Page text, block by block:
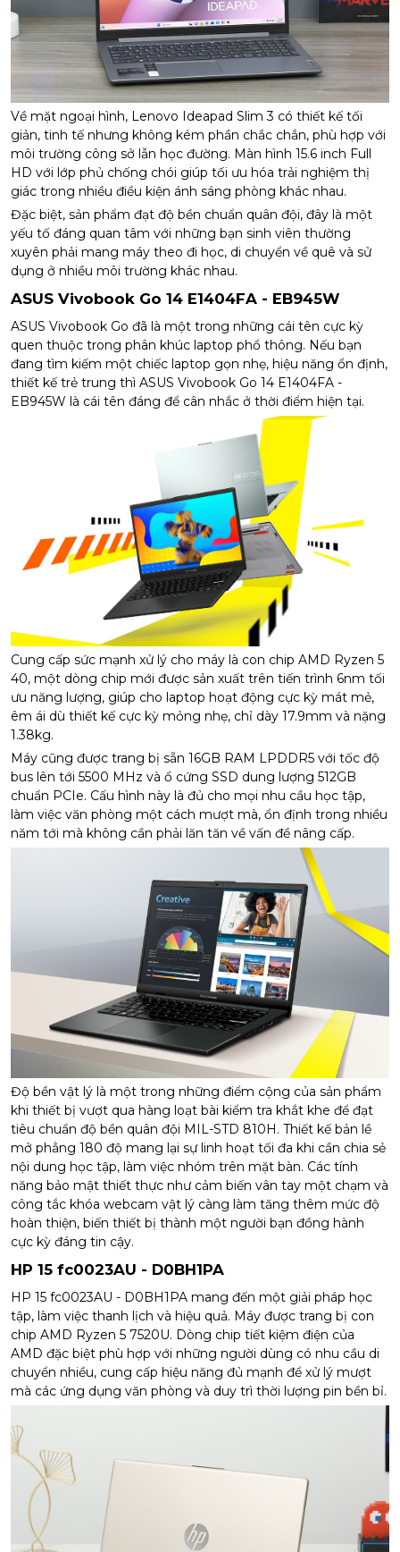
Về mặt ngoại hình, Lenovo Ideapad Slim 3 có thiết kế tối
giản, tinh tế nhưng không kém phần chắc chắn, phù hợp với
môi trường công sở lẫn học đường. Màn hình 15.6 inch Full
HD với lớp phủ chống chói giúp tối ưu hóa trải nghiệm thị
giác trong nhiều điều kiện ánh sáng phòng khác nhau.
Đặc biệt, sản phẩm đạt độ bền chuẩn quân đội, đây là một
yếu tố đáng quan tâm với những bạn sinh viên thường
xuyên phải mang máy theo đi học, di chuyển về quê và sử
dụng ở nhiều môi trường khác nhau.
ASUS Vivobook Go 14 E1404FA - EB945W
ASUS Vivobook Go đã là một trong những cái tên cực kỳ
quen thuộc trong phân khúc laptop phổ thông. Nếu bạn
đang tìm kiếm một chiếc laptop gọn nhẹ, hiệu năng ổn định,
thiết kế trẻ trung thì ASUS Vivobook Go 14 E1404FA -
EB945W là cái tên đáng để cân nhắc ở thời điểm hiện tại.
Cung cấp sức mạnh xử lý cho máy là con chip AMD Ryzen 5
40, một dòng chip mới được sản xuất trên tiến trình 6nm tối
ưu năng lượng, giúp cho laptop hoạt động cực kỳ mát mẻ,
êm ái dù thiết kế cực kỳ mỏng nhẹ, chỉ dày 17.9mm và nặng
1.38kg.
Máy cũng được trang bị sẵn 16GB RAM LPDDR5 với tốc độ
bus lên tới 5500 MHz và ổ cứng SSD dung lượng 512GB
chuẩn PCIe. Cấu hình này là đủ cho mọi nhu cầu học tập,
làm việc văn phòng một cách mượt mà, ổn định trong nhiều
năm tới mà không cần phải lăn tăn về vấn đề nâng cấp.
Độ bền vật lý là một trong những điểm cộng của sản phẩm
khi thiết bị vượt qua hàng loạt bài kiểm tra khắt khe để đạt
tiêu chuẩn độ bền quân đội MIL-STD 810H. Thiết kế bản lề
mở phẳng 180 độ mang lại sự linh hoạt tối đa khi cần chia sẻ
nội dung học tập, làm việc nhóm trên mặt bàn. Các tính
năng bảo mật thiết thực như cảm biến vân tay một chạm và
công tắc khóa webcam vật lý càng làm tăng thêm mức độ
hoàn thiện, biến thiết bị thành một người bạn đồng hành
cực kỳ đáng tin cậy.
HP 15 fc0023AU - D0BH1PA
HP 15 fc0023AU - D0BH1PA mang đến một giải pháp học
tập, làm việc thanh lịch và hiệu quả. Máy được trang bị con
chip AMD Ryzen 5 7520U. Dòng chip tiết kiệm điện của
AMD đặc biệt phù hợp với những người dùng có nhu cầu di
chuyển nhiều, cung cấp hiệu năng đủ mạnh để xử lý mượt
mà các ứng dụng văn phòng và duy trì thời lượng pin bền bỉ.